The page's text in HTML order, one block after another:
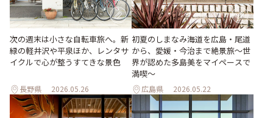
次の週末は小さな自転車旅へ。新
緑の軽井沢や平泉ほか、レンタサ
イクルで心が整うすてきな景色
長野県 2026.05.26
初夏のしまなみ海道を広島・尾道
から、愛媛・今治まで絶景旅〜世
界が認めた多島美をマイペースで
満喫〜
広島県 2026.05.22